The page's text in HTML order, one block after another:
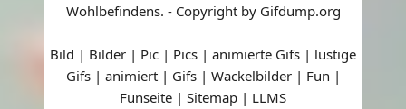
Wohlbefindens. - Copyright by Gifdump.org
Bild | Bilder | Pic | Pics | animierte Gifs | lustige
Gifs | animiert | Gifs | Wackelbilder | Fun |
Funseite | Sitemap | LLMS